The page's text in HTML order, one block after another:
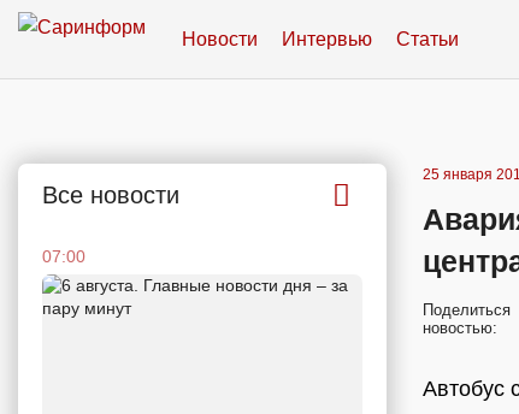
Новости Интервью Статьи
Все новости
07:00
25 января
Поделиться
новостью:
Автобус